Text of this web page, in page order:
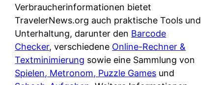
Verbraucherinformationen bietet
TravelerNews.org auch praktische Tools und
Unterhaltung, darunter den Barcode
Checker, verschiedene Online-Rechner &
Textminimierung sowie eine Sammlung von
Spielen, Metronom, Puzzle Games und